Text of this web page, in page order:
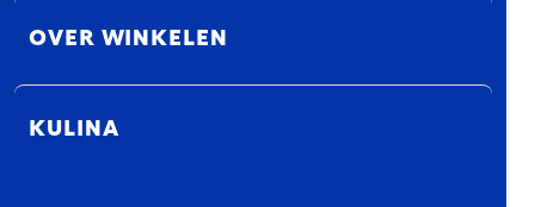
OVER WINKELEN
KULINA